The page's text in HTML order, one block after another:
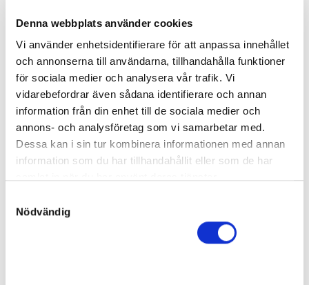
Denna webbplats använder cookies
Vi använder enhetsidentifierare för att anpassa innehållet
och annonserna till användarna, tillhandahålla funktioner
för sociala medier och analysera vår trafik. Vi
vidarebefordrar även sådana identifierare och annan
information från din enhet till de sociala medier och
annons- och analysföretag som vi samarbetar med.
Dessa kan i sin tur kombinera informationen med annan
information som du har tillhandahållit eller som de har
Nödvändig
Far:Readly Express
Född:2022-05-01
Slutpris:
120 000kr
WaBu Invest AB
44
Humbug
Hingst
Far:Who's Who
Mor:Underworld